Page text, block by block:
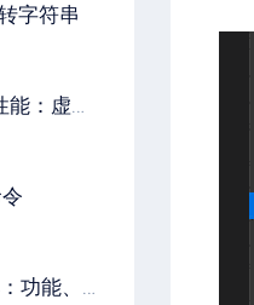
字符串
榨干 CPU 多核性能：虚幻引擎 Task Graph 任务图深度解析与实战指南
Clipper2 库详解：功能、C++ 使用教程与实战示例